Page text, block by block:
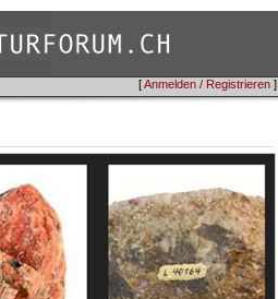
[Anmelden / Registrieren ]